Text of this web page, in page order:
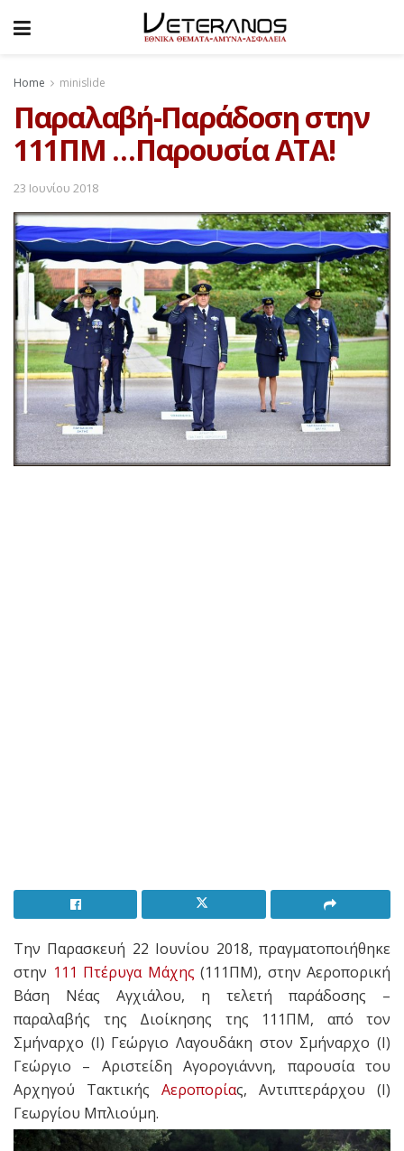
Home minislide
Παραλαβή-Παράδοση στην
111ΠΜ …Παρουσία ΑΤΑ!
23 Ιουνίου 2018
Την Παρασκευή 22 Ιουνίου 2018, πραγματοποιήθηκε
στην 111 Πτέρυγα Μάχης (111ΠΜ), στην Αεροπορική
Βάση Νέας Αγχιάλου, η τελετή παράδοσης –
παραλαβής της Διοίκησης της 111ΠΜ, από τον
Σμήναρχο (Ι) Γεώργιο Λαγουδάκη στον Σμήναρχο (Ι)
Γεώργιο – Αριστείδη Αγορογιάννη, παρουσία του
Αρχηγού Τακτικής Αεροπορίας, Αντιπτεράρχου (Ι)
Γεωργίου Μπλιούμη.